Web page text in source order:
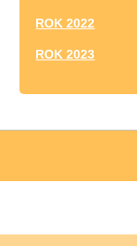
ROK 2022
ROK 2023